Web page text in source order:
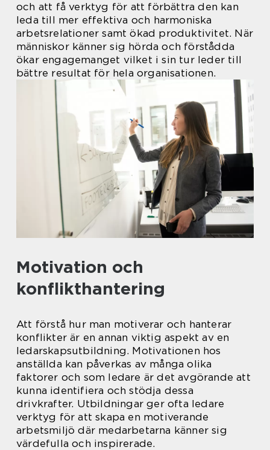
och att få verktyg för att förbättra den kan
leda till mer effektiva och harmoniska
arbetsrelationer samt ökad produktivitet. När
människor känner sig hörda och förstådda
ökar engagemanget vilket i sin tur leder till
bättre resultat för hela organisationen.
Motivation och
konflikthantering
Att förstå hur man motiverar och hanterar
konflikter är en annan viktig aspekt av en
ledarskapsutbildning. Motivationen hos
anställda kan påverkas av många olika
faktorer och som ledare är det avgörande att
kunna identifiera och stödja dessa
drivkrafter. Utbildningar ger ofta ledare
verktyg för att skapa en motiverande
arbetsmiljö där medarbetarna känner sig
värdefulla och inspirerade.